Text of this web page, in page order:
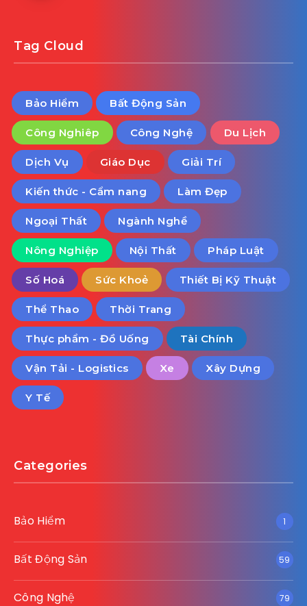
Tag Cloud
Bảo Hiểm Bất Động Sản
Công Nghiêp Công Nghệ Du Lịch
Dịch Vụ Giáo Dục Giải Trí
Kiến thức - Cẩm nang Làm Đẹp
Ngoại Thất Ngành Nghề
Nông Nghiệp Nội Thất Pháp Luật
Số Hoá Sức Khoẻ Thiết Bị Kỹ Thuật
Thể Thao Thời Trang
Thực phẩm - Đồ Uống Tài Chính
Vận Tải - Logistics Xe Xây Dựng
Y Tế
Categories
Bảo Hiểm 1
Bất Động Sản 59
Công Nghệ 79